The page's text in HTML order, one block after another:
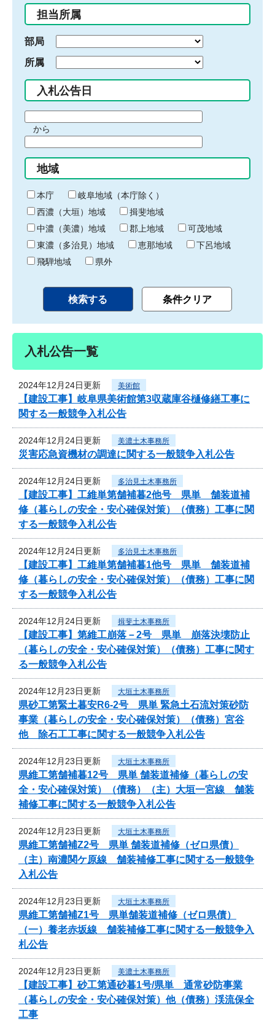
入
力
担当所属
部局
所属
入札公告日
間
始
り
から
間
終
わ
り
地域
本庁
岐阜地域（本庁除く）
西濃（大垣）地域
揖斐地域
中濃（美濃）地域
郡上地域
可茂地域
東濃（多治見）地域
恵那地域
下呂地域
飛騨地域
県外
入札公告一覧
2024年12月24日更新 美術館
【建設工事】岐阜県美術館第3収蔵庫谷樋修繕工事に
関する一般競争入札公告
2024年12月24日更新 美濃土木事務所
災害応急資機材の調達に関する一般競争入札公告
2024年12月24日更新 多治見土木事務所
【建設工事】工維単第舗補暮2他号 県単 舗装道補
修（暮らしの安全・安心確保対策）（債務）工事に関
する一般競争入札公告
2024年12月24日更新 多治見土木事務所
【建設工事】工維単第舗補暮1他号 県単 舗装道補
修（暮らしの安全・安心確保対策）（債務）工事に関
する一般競争入札公告
2024年12月24日更新 揖斐土木事務所
【建設工事】第維工崩落－2号 県単 崩落決壊防止
（暮らしの安全・安心確保対策）（債務）工事に関す
る一般競争入札公告
2024年12月23日更新 大垣土木事務所
県砂工第緊土暮安R6-2号 県単 緊急土石流対策砂防
事業（暮らしの安全・安心確保対策）（債務）宮谷
他 除石工工事に関する一般競争入札公告
2024年12月23日更新 大垣土木事務所
県維工第舗補暮12号 県単 舗装道補修（暮らしの安
全・安心確保対策）（債務）（主）大垣一宮線 舗装
補修工事に関する一般競争入札公告
2024年12月23日更新 大垣土木事務所
県維工第舗補Z2号 県単 舗装道補修（ゼロ県債）
（主）南濃関ケ原線 舗装補修工事に関する一般競争
入札公告
2024年12月23日更新 大垣土木事務所
県維工第舗補Z1号 県単舗装道補修（ゼロ県債）
（一）養老赤坂線 舗装補修工事に関する一般競争入
札公告
2024年12月23日更新 美濃土木事務所
【建設工事】砂工第通砂暮1号/県単 通常砂防事業
（暮らしの安全・安心確保対策）他（債務）渓流保全
工事